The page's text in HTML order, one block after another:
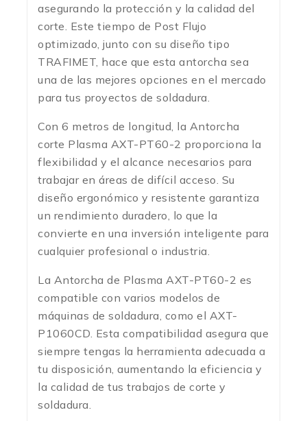
asegurando la protección y la calidad del
corte. Este tiempo de Post Flujo
optimizado, junto con su diseño tipo
TRAFIMET, hace que esta antorcha sea
una de las mejores opciones en el mercado
para tus proyectos de soldadura.
Con 6 metros de longitud, la Antorcha
corte Plasma AXT-PT60-2 proporciona la
flexibilidad y el alcance necesarios para
trabajar en áreas de difícil acceso. Su
diseño ergonómico y resistente garantiza
un rendimiento duradero, lo que la
convierte en una inversión inteligente para
cualquier profesional o industria.
La Antorcha de Plasma AXT-PT60-2 es
compatible con varios modelos de
máquinas de soldadura, como el AXT-
P1060CD. Esta compatibilidad asegura que
siempre tengas la herramienta adecuada a
tu disposición, aumentando la eficiencia y
la calidad de tus trabajos de corte y
soldadura.